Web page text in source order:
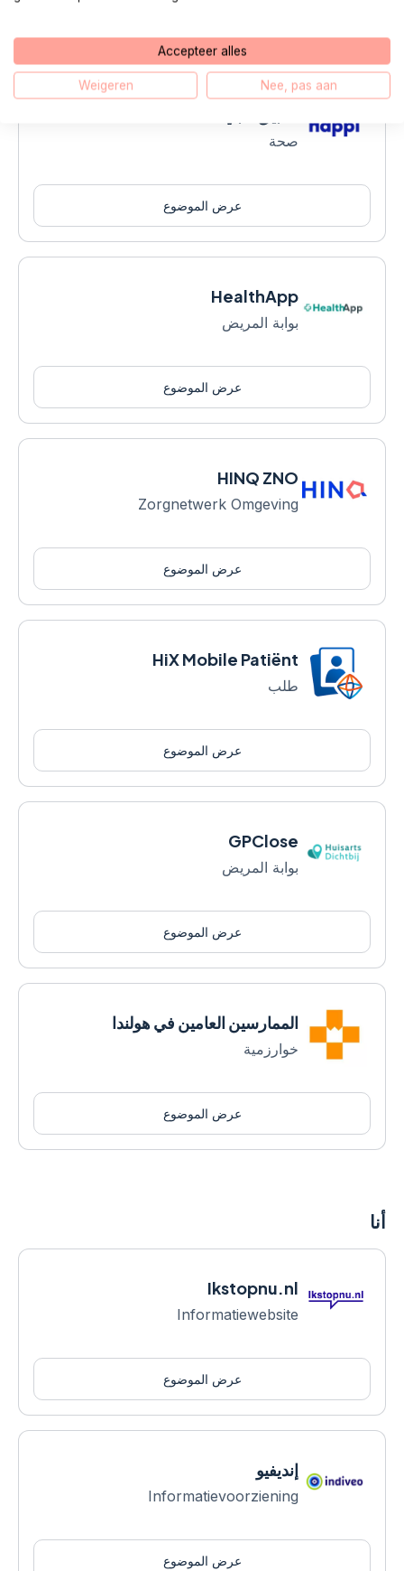
صحة
عرض الموضوع
HealthApp
بوابة المريض
عرض الموضوع
HINQ ZNO
Zorgnetwerk Omgeving
عرض الموضوع
HiX Mobile Patiënt
طلب
عرض الموضوع
GPClose
بوابة المريض
عرض الموضوع
الممارسين العامين في هولندا
خوارزمية
عرض الموضوع
أنا
Ikstopnu.nl
Informatiewebsite
عرض الموضوع
إنديفيو
Informatievoorziening
عرض الموضوع
Accepteer alles
Weigeren Nee, pas aan